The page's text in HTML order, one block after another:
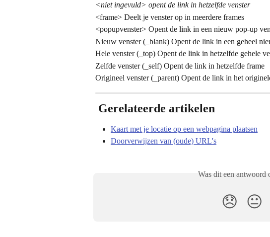
<niet ingevuld> opent de link in hetzelfde venster
<frame> Deelt je venster op in meerdere frames
<popupvenster> Opent de link in een nieuw pop-up
Nieuw venster (_blank) Opent de link in een geheel
Hele venster (_top) Opent de link in hetzelfde gehele
Zelfde venster (_self) Opent de link in hetzelfde frame
Origineel venster (_parent) Opent de link in het
Gerelateerde artikelen
Kaart met je locatie op een webpagina plaatsen
Doorverwijzen van (oude) URL's
Was dit een antwoord
😞 😐